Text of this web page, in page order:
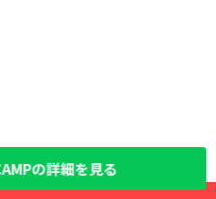
の詳細を見る